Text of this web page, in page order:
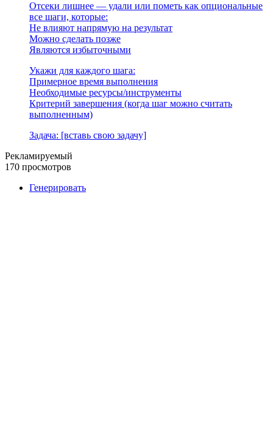
Отсеки лишнее — удали или пометь как опциональные
все шаги, которые:
Не влияют напрямую на результат
Можно сделать позже
Являются избыточными
Укажи для каждого шага:
Примерное время выполнения
Необходимые ресурсы/инструменты
Критерий завершения (когда шаг можно считать
выполненным)
Задача: [вставь свою задачу]
Рекламируемый
170 просмотров
Генерировать